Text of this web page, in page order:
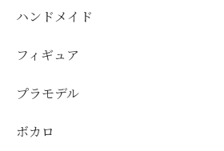
ハンドメイド
フィギュア
プラモデル
ボカロ